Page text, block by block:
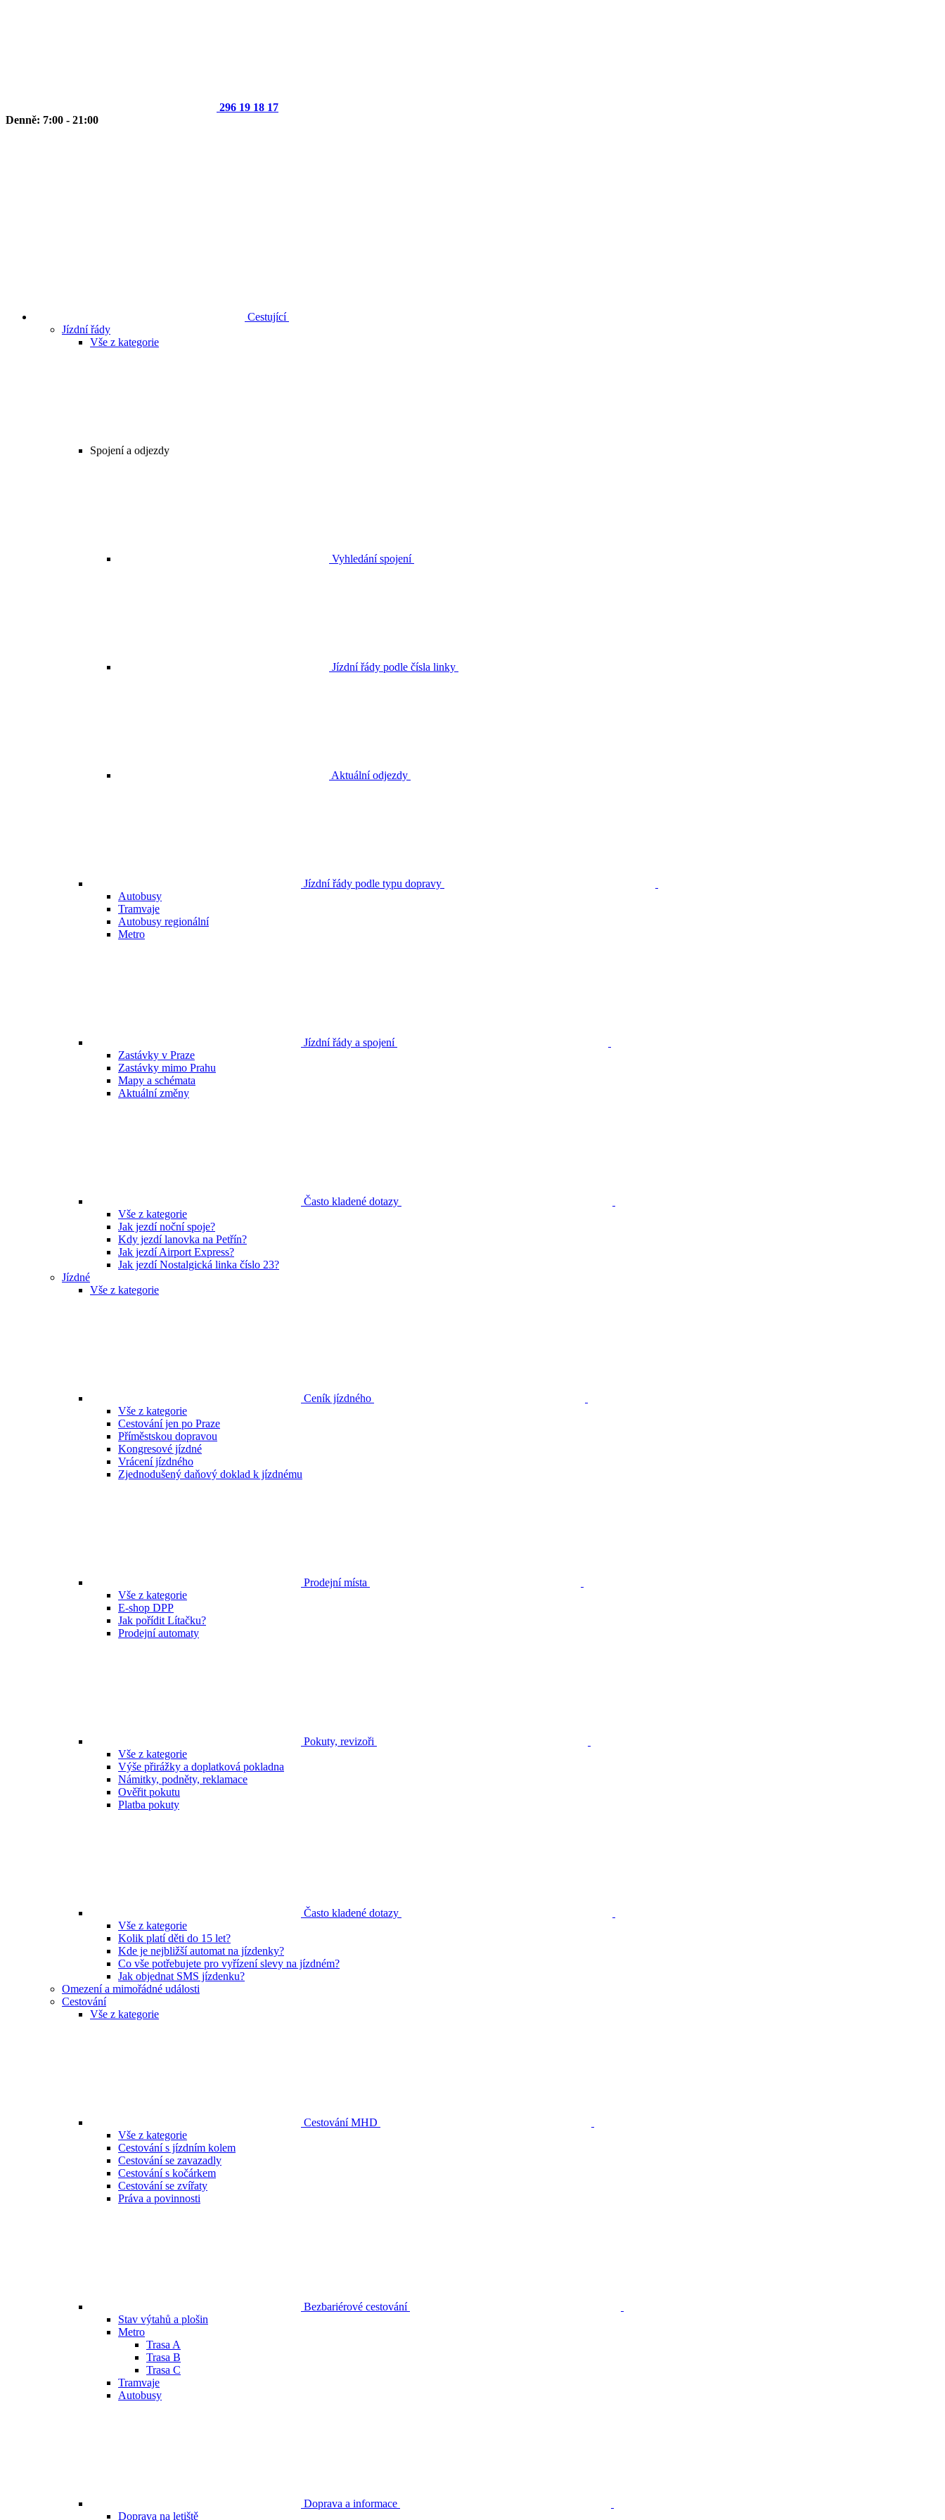
296 19 18 17
Denně: 7:00 - 21:00
Cestující
Jízdní řády
Vše z kategorie
Spojení a odjezdy
Vyhledání spojení
Jízdní řády podle čísla linky
Aktuální odjezdy
Jízdní řády podle typu dopravy
Autobusy
Tramvaje
Autobusy regionální
Metro
Jízdní řády a spojení
Zastávky v Praze
Zastávky mimo Prahu
Mapy a schémata
Aktuální změny
Často kladené dotazy
Vše z kategorie
Jak jezdí noční spoje?
Kdy jezdí lanovka na Petřín?
Jak jezdí Airport Express?
Jak jezdí Nostalgická linka číslo 23?
Jízdné
Vše z kategorie
Ceník jízdného
Vše z kategorie
Cestování jen po Praze
Příměstskou dopravou
Kongresové jízdné
Vrácení jízdného
Zjednodušený daňový doklad k jízdnému
Prodejní místa
Vše z kategorie
E-shop DPP
Jak pořídit Lítačku?
Prodejní automaty
Pokuty, revizoři
Vše z kategorie
Výše přirážky a doplatková pokladna
Námitky, podněty, reklamace
Ověřit pokutu
Platba pokuty
Často kladené dotazy
Vše z kategorie
Kolik platí děti do 15 let?
Kde je nejbližší automat na jízdenky?
Co vše potřebujete pro vyřízení slevy na jízdném?
Jak objednat SMS jízdenku?
Omezení a mimořádné události
Cestování
Vše z kategorie
Cestování MHD
Vše z kategorie
Cestování s jízdním kolem
Cestování se zavazadly
Cestování s kočárkem
Cestování se zvířaty
Práva a povinnosti
Bezbariérové cestování
Stav výtahů a plošin
Metro
Trasa A
Trasa B
Trasa C
Tramvaje
Autobusy
Doprava a informace
Doprava na letiště